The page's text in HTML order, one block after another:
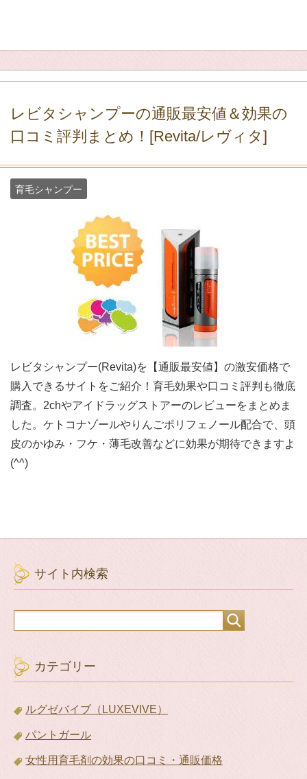
レビタシャンプーの通販最安値＆効果の
口コミ評判まとめ！[Revita/レヴィタ]
育毛シャンプー
レビタシャンプー(Revita)を【通販最安値】の激安価格で
購入できるサイトをご紹介！育毛効果や口コミ評判も徹底
調査。2chやアイドラッグストアーのレビューをまとめま
した。ケトコナゾールやりんごポリフェノール配合で、頭
皮のかゆみ・フケ・薄毛改善などに効果が期待できますよ
(^^)
サイト内検索
カテゴリー
ルグゼバイブ（LUXEVIVE）
パントガール
女性用育毛剤の効果の口コミ・通販価格